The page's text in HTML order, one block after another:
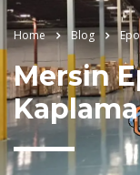
Home Blog
Mersin
Kaplama